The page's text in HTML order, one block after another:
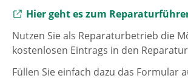
Externer Link zu
Hier geht es zum
Nutzen Sie als Reparaturbetrieb die
kostenlosen Eintrags in den
Füllen Sie einfach dazu das Formular